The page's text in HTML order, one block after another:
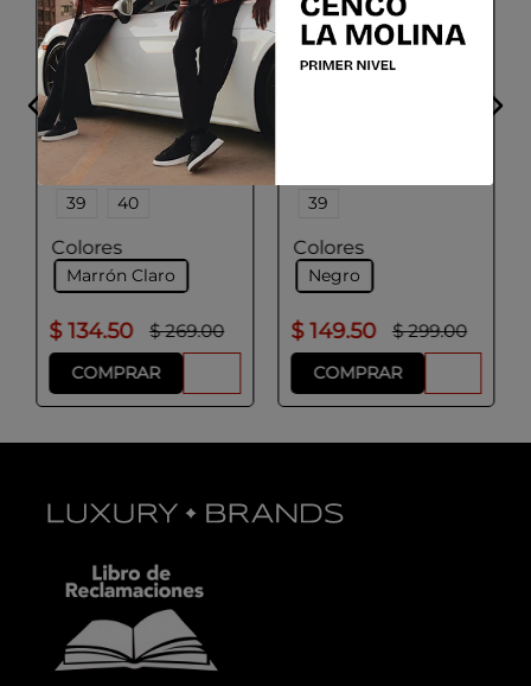
GEOX
D SERILDA A
Talla
38
39
40
Colores
Marrón Claro
$ 134.50 $ 269.00
COMPRAR
GEOX
D SPHERICA EC7 B
39
Colores
Negro
$ 149.50 $ 299.00
COMPRAR